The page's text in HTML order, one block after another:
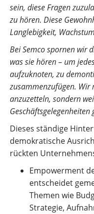
sein, diese Fragen
zu hören. Diese
Langlebigkeit,
Bei Semco spornen wir
was sie hören – um
aufzuknoten, zu
zusammenzufügen. Wir
anzuzetteln, sondern
Geschäftsgelegenheiten
Dieses ständige
demokratische
rückten
Empowerment
entscheidet
Themen wie
Strategie,